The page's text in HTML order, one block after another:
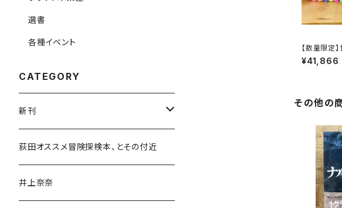
【数量限定
巻＋全巻購
品）」【当店限
¥41,866
その他の
選書
各種イベント
CATEGORY
新刊
和書
文学・小説・物語
荻田オススメ冒険探検本、とその付近
井上奈奈